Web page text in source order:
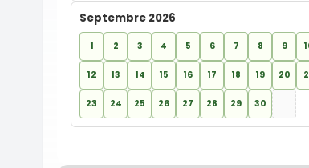
Septembre 2026
1 2 3 4 5 6 7 8 9
12 13 14 15 16 17 18 19 20
23 24 25 26 27 28 29 30